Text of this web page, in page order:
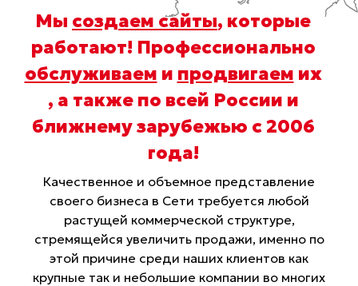
Мы создаем сайты, которые
работают! Профессионально
обслуживаем и продвигаем их
, а также по всей России и
ближнему зарубежью с 2006
года!
Качественное и объемное представление
своего бизнеса в Сети требуется любой
растущей коммерческой структуре,
стремящейся увеличить продажи, именно по
этой причине среди наших клиентов как
крупные так и небольшие компании во многих